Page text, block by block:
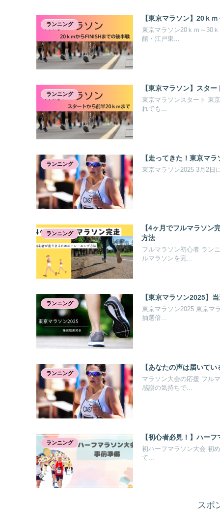
ランニング
【東京マラソン】20ｋ
東京マラソン20ｋｍ～30
館・江戸東...
ランニング
【東京マラソン】スタ
東京マラソンスタート 東
れでも...
ランニング
【走ってきた！東京マ
東京マラソン2025 3月2日
ランニング
【4ヶ月でフルマラソン
方法
フルマラソン初心者 ラン
ルマラソンを完...
ランニング
【東京マラソン2025】
東京マラソン2025 東京マ
抽選倍...
ランニング
【あなたの声は届いて
マラソン大会の応援 フル
感謝の気持ちで...
ランニング
【初心者必見！】ハー
初ハーフマラソン大会 初
て...
スポ